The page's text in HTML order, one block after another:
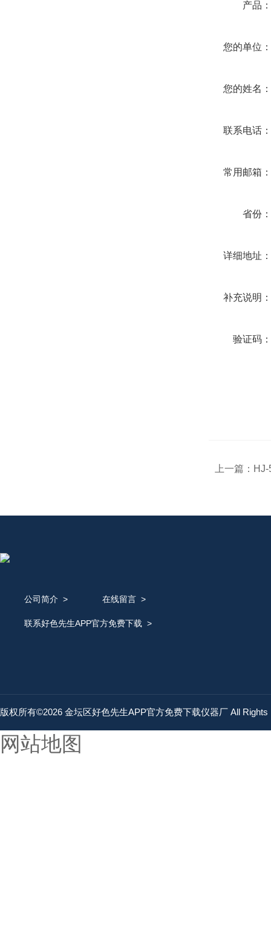
产品
您的单位
您的姓名
联系电话
常用邮箱
省份
详细地址
补充说明
验证码
上一篇：
公司简介 > 在线留言>
联系好色先生APP官方免费下载 >
版权所有©2026 金坛区好色先生APP官方免费下载仪器厂 All
网站地图